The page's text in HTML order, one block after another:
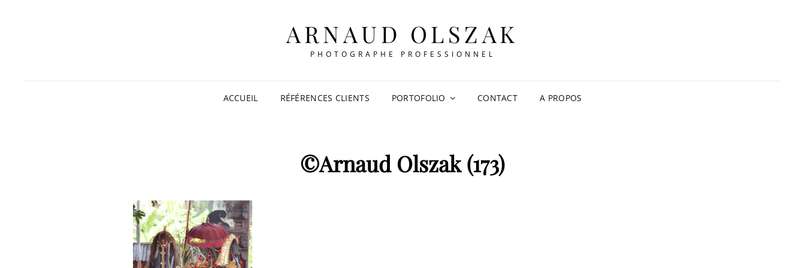
ARNAUD OLSZAK
PHOTOGRAPHE PROFESSIONNEL
ACCUEIL RÉFÉRENCES CLIENTS PORTOFOLIO CONTACT A PROPOS
©Arnaud Olszak (173)